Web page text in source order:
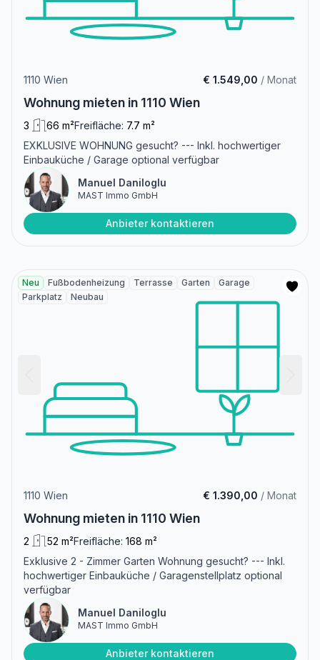
1110 Wien € 1.549,00 / Monat
Wohnung mieten in 1110 Wien
3 66 m²Freifläche: 7.7 m²
EXKLUSIVE WOHNUNG gesucht? --- Inkl. hochwertiger
Einbauküche / Garage optional verfügbar
Manuel Daniloglu
MAST Immo GmbH
Anbieter kontaktieren
Neu Fußbodenheizung Terrasse Garten
Garage
Parkplatz
Neubau
1110 Wien € 1.390,00 / Monat
Wohnung mieten in 1110 Wien
2 52 m²Freifläche: 168 m²
Exklusive 2 - Zimmer Garten Wohnung gesucht? --- Inkl.
hochwertiger Einbauküche / Garagenstellplatz optional
verfügbar
Manuel Daniloglu
MAST Immo GmbH
Anbieter kontaktieren